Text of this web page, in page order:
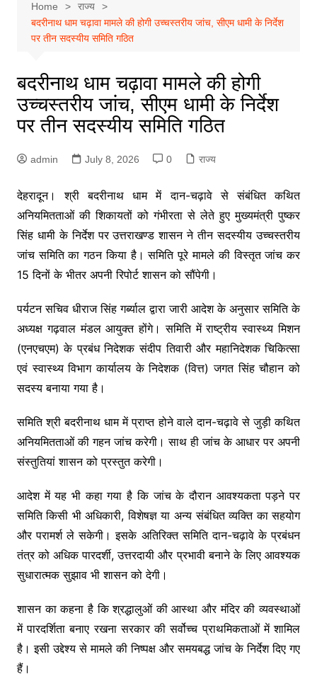
Home
राज्य
बदरीनाथ धाम चढ़ावा मामले की होगी उच्चस्तरीय जांच, सीएम धामी के निर्देश
पर तीन सदस्यीय समिति गठित
बदरीनाथ धाम चढ़ावा मामले की होगी
उच्चस्तरीय जांच, सीएम धामी के निर्देश
पर तीन सदस्यीय समिति गठित
admin July 8, 2026 0 राज्य
देहरादून। श्री बदरीनाथ धाम में दान-चढ़ावे से संबंधित कथित
अनियमितताओं की शिकायतों को गंभीरता से लेते हुए मुख्यमंत्री पुष्कर
सिंह धामी के निर्देश पर उत्तराखण्ड शासन ने तीन सदस्यीय उच्चस्तरीय
जांच समिति का गठन किया है। समिति पूरे मामले की विस्तृत जांच कर
15 दिनों के भीतर अपनी रिपोर्ट शासन को सौंपेगी।
पर्यटन सचिव धीराज सिंह गर्ब्याल द्वारा जारी आदेश के अनुसार समिति के
अध्यक्ष गढ़वाल मंडल आयुक्त होंगे। समिति में राष्ट्रीय स्वास्थ्य मिशन
(एनएचएम) के प्रबंध निदेशक संदीप तिवारी और महानिदेशक चिकित्सा
एवं स्वास्थ्य विभाग कार्यालय के निदेशक (वित्त) जगत सिंह चौहान को
सदस्य बनाया गया है।
समिति श्री बदरीनाथ धाम में प्राप्त होने वाले दान-चढ़ावे से जुड़ी कथित
अनियमितताओं की गहन जांच करेगी। साथ ही जांच के आधार पर अपनी
संस्तुतियां शासन को प्रस्तुत करेगी।
आदेश में यह भी कहा गया है कि जांच के दौरान आवश्यकता पड़ने पर
समिति किसी भी अधिकारी, विशेषज्ञ या अन्य संबंधित व्यक्ति का सहयोग
और परामर्श ले सकेगी। इसके अतिरिक्त समिति दान-चढ़ावे के प्रबंधन
तंत्र को अधिक पारदर्शी, उत्तरदायी और प्रभावी बनाने के लिए आवश्यक
सुधारात्मक सुझाव भी शासन को देगी।
शासन का कहना है कि श्रद्धालुओं की आस्था और मंदिर की व्यवस्थाओं
में पारदर्शिता बनाए रखना सरकार की सर्वोच्च प्राथमिकताओं में शामिल
है। इसी उद्देश्य से मामले की निष्पक्ष और समयबद्ध जांच के निर्देश दिए गए
हैं।